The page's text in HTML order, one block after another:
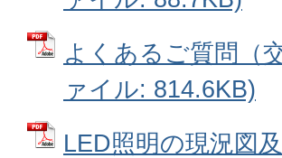
よくあるご質問（
ァイル: 814.6KB)
LED照明の現況図